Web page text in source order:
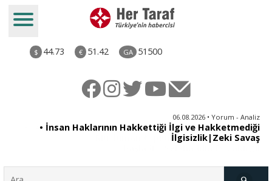
$ 44.73 € 51.42 GA 51500
06.08.2026 • Yorum - Analiz
• İnsan Haklarının Hakkettiği İlgi ve Hakketmediği
İlgisizlik|Zeki Savaş